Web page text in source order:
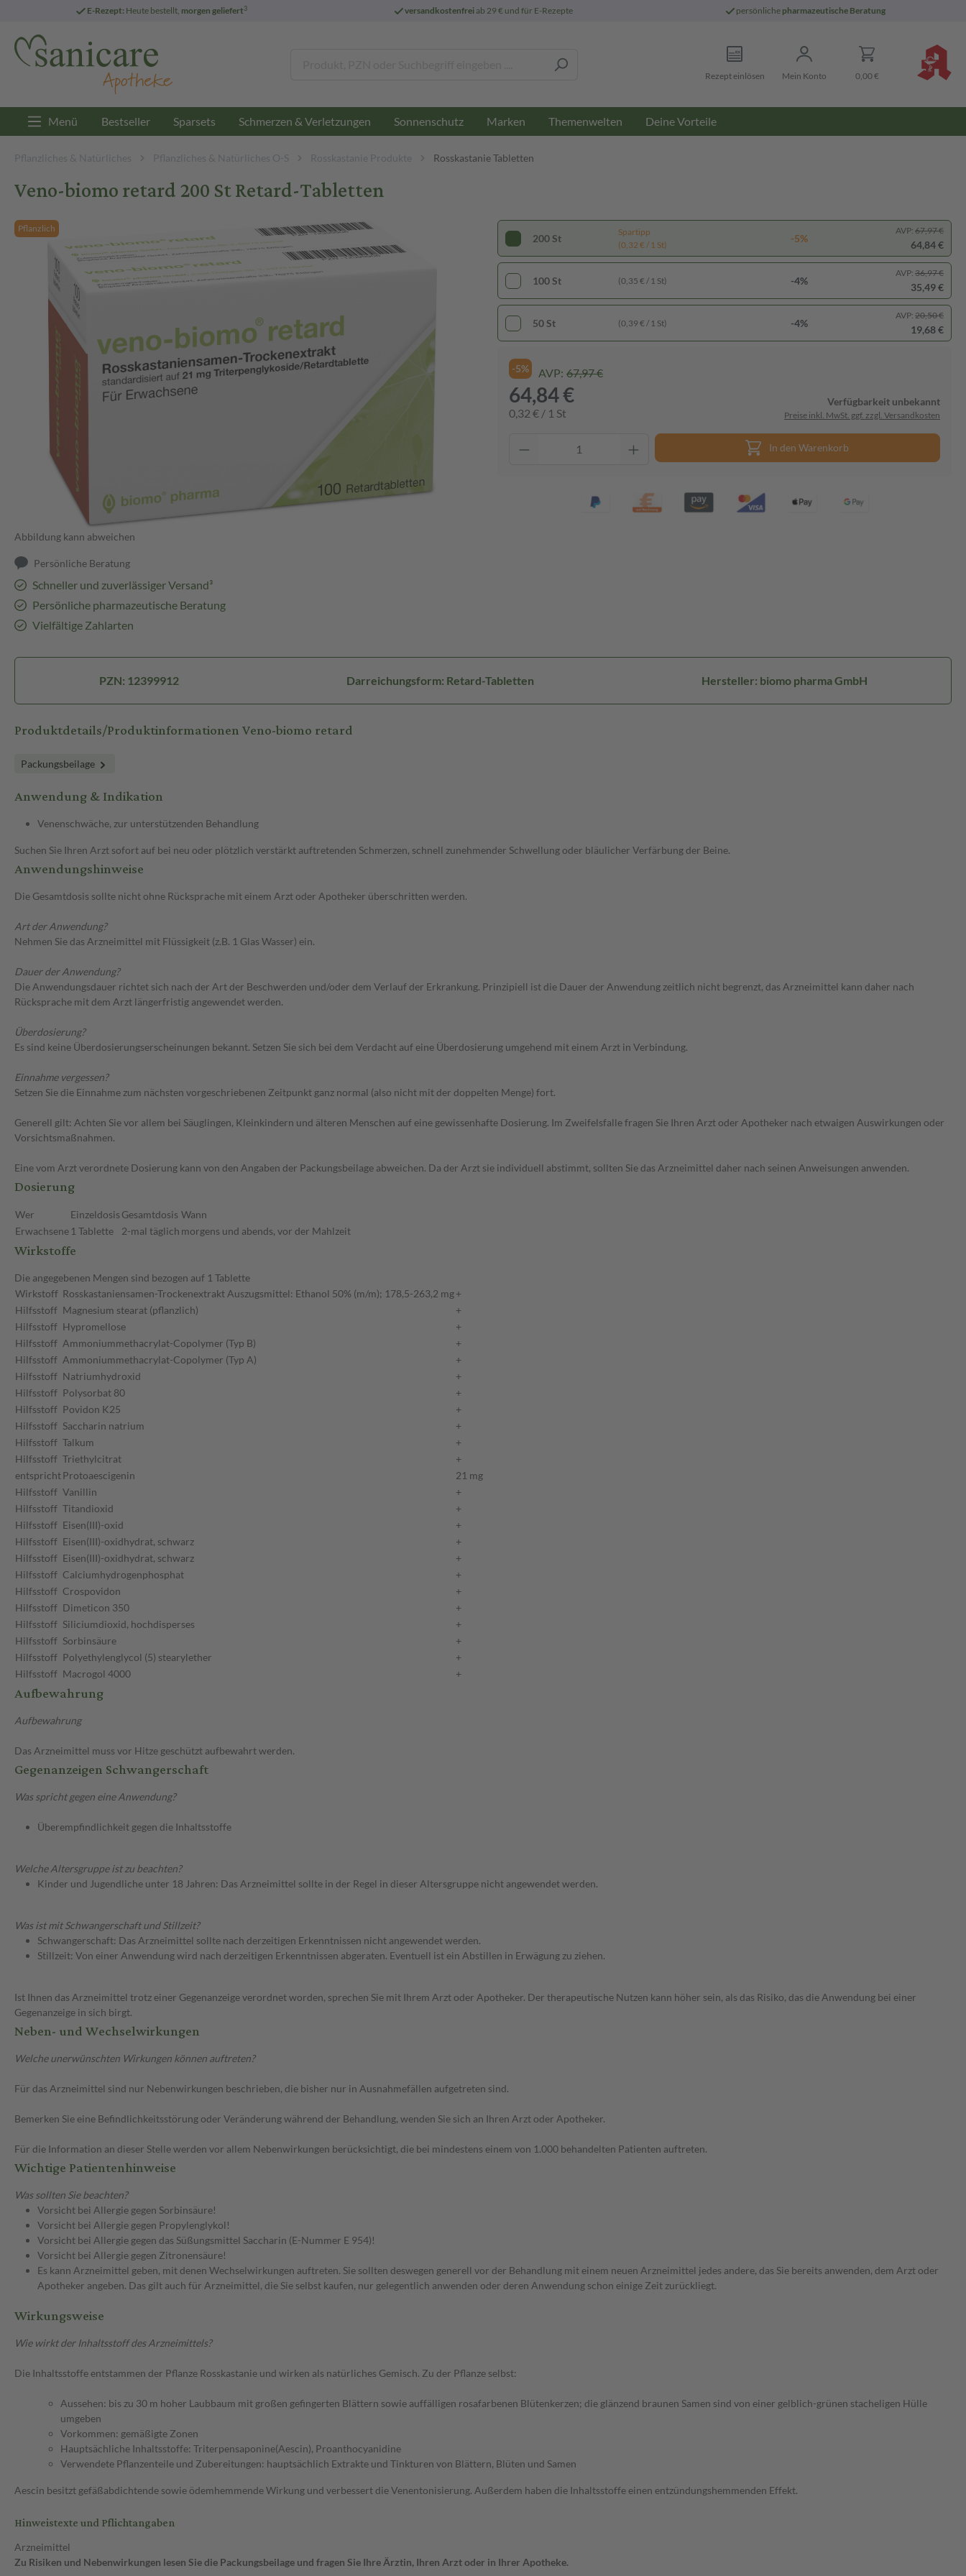
E-Rezept: Heute bestellt, morgen geliefert3 versandkostenfreiab 29 € und für E-Rezepte persönliche pharmazeutische Beratung
Rezept einlösen Mein Konto 0,00 €
Menü Bestseller Sparsets Schmerzen & Verletzungen Sonnenschutz Marken Themenwelten Deine Vorteile
Pflanzliches & Natürliches Pflanzliches & Natürliches O-S Rosskastanie Produkte Rosskastanie Tabletten
Veno-biomo retard 200 St Retard-Tabletten
Pflanzlich
Abbildung kann abweichen
Persönliche Beratung
Schneller und zuverlässiger Versand³
Persönliche pharmazeutische Beratung
Vielfältige Zahlarten
200 St
Spartipp
(0,32 € / 1 St)
-5%
AVP: 67,97 €
64,84 €
100 St (0,35 € / 1 St) -4%
AVP: 36,97 €
35,49 €
50 St (0,39 € / 1 St) -4%
AVP: 20,50 €
19,68 €
-5% AVP: 67,97 €
64,84 €
0,32 € / 1 St
Verfügbarkeit unbekannt
Preise inkl. MwSt. ggf. zzgl. Versandkosten
In den Warenkorb
PZN: 12399912 Darreichungsform: Retard-Tabletten Hersteller: biomo pharma GmbH
Produktdetails/Produktinformationen Veno-biomo retard
Packungsbeilage
Anwendung & Indikation
Venenschwäche, zur unterstützenden Behandlung
Suchen Sie Ihren Arzt sofort auf bei neu oder plötzlich verstärkt auftretenden Schmerzen, schnell zunehmender Schwellung oder bläulicher Verfärbung der Beine.
Anwendungshinweise
Die Gesamtdosis sollte nicht ohne Rücksprache mit einem Arzt oder Apotheker überschritten werden.
Art der Anwendung?
Nehmen Sie das Arzneimittel mit Flüssigkeit (z.B. 1 Glas Wasser) ein.
Dauer der Anwendung?
Die Anwendungsdauer richtet sich nach der Art der Beschwerden und/oder dem Verlauf der Erkrankung. Prinzipiell ist die Dauer der Anwendung zeitlich nicht begrenzt, das Arzneimittel kann daher nach
Rücksprache mit dem Arzt längerfristig angewendet werden.
Überdosierung?
Es sind keine Überdosierungserscheinungen bekannt. Setzen Sie sich bei dem Verdacht auf eine Überdosierung umgehend mit einem Arzt in Verbindung.
Einnahme vergessen?
Setzen Sie die Einnahme zum nächsten vorgeschriebenen Zeitpunkt ganz normal (also nicht mit der doppelten Menge) fort.
Generell gilt: Achten Sie vor allem bei Säuglingen, Kleinkindern und älteren Menschen auf eine gewissenhafte Dosierung. Im Zweifelsfalle fragen Sie Ihren Arzt oder Apotheker nach etwaigen Auswirkungen oder
Vorsichtsmaßnahmen.
Eine vom Arzt verordnete Dosierung kann von den Angaben der Packungsbeilage abweichen. Da der Arzt sie individuell abstimmt, sollten Sie das Arzneimittel daher nach seinen Anweisungen anwenden.
Dosierung
Wer Einzeldosis Gesamtdosis Wann
Erwachsene 1 Tablette 2-mal täglich morgens und abends, vor der Mahlzeit
Wirkstoffe
Die angegebenen Mengen sind bezogen auf 1 Tablette
Wirkstoff Rosskastaniensamen-Trockenextrakt Auszugsmittel: Ethanol 50% (m/m); 178,5-263,2 mg+
Hilfsstoff Magnesium stearat (pflanzlich)
+
Hilfsstoff Hypromellose
+
Hilfsstoff Ammoniummethacrylat-Copolymer (Typ B)
+
Hilfsstoff Ammoniummethacrylat-Copolymer (Typ A)
+
Hilfsstoff Natriumhydroxid
+
Hilfsstoff Polysorbat 80
+
Hilfsstoff Povidon K25
+
Hilfsstoff Saccharin natrium
+
Hilfsstoff Talkum
+
Hilfsstoff Triethylcitrat
+
entsprichtProtoaescigenin
21 mg
Hilfsstoff Vanillin
+
Hilfsstoff Titandioxid
+
Hilfsstoff Eisen(III)-oxid
+
Hilfsstoff Eisen(III)-oxidhydrat, schwarz
+
Hilfsstoff Eisen(III)-oxidhydrat, schwarz
+
Hilfsstoff Calciumhydrogenphosphat
+
Hilfsstoff Crospovidon
+
Hilfsstoff Dimeticon 350
+
Hilfsstoff Siliciumdioxid, hochdisperses
+
Hilfsstoff Sorbinsäure
+
Hilfsstoff Polyethylenglycol (5) stearylether
+
Hilfsstoff Macrogol 4000 +
Aufbewahrung
Aufbewahrung
Das Arzneimittel muss vor Hitze geschützt aufbewahrt werden.
Gegenanzeigen Schwangerschaft
Was spricht gegen eine Anwendung?
Überempfindlichkeit gegen die Inhaltsstoffe
Welche Altersgruppe ist zu beachten?
Kinder und Jugendliche unter 18 Jahren: Das Arzneimittel sollte in der Regel in dieser Altersgruppe nicht angewendet werden.
Was ist mit Schwangerschaft und Stillzeit?
Schwangerschaft: Das Arzneimittel sollte nach derzeitigen Erkenntnissen nicht angewendet werden.
Stillzeit: Von einer Anwendung wird nach derzeitigen Erkenntnissen abgeraten. Eventuell ist ein Abstillen in Erwägung zu ziehen.
Ist Ihnen das Arzneimittel trotz einer Gegenanzeige verordnet worden, sprechen Sie mit Ihrem Arzt oder Apotheker. Der therapeutische Nutzen kann höher sein, als das Risiko, das die Anwendung bei einer
Gegenanzeige in sich birgt.
Neben- und Wechselwirkungen
Welche unerwünschten Wirkungen können auftreten?
Für das Arzneimittel sind nur Nebenwirkungen beschrieben, die bisher nur in Ausnahmefällen aufgetreten sind.
Bemerken Sie eine Befindlichkeitsstörung oder Veränderung während der Behandlung, wenden Sie sich an Ihren Arzt oder Apotheker.
Für die Information an dieser Stelle werden vor allem Nebenwirkungen berücksichtigt, die bei mindestens einem von 1.000 behandelten Patienten auftreten.
Wichtige Patientenhinweise
Was sollten Sie beachten?
Vorsicht bei Allergie gegen Sorbinsäure!
Vorsicht bei Allergie gegen Propylenglykol!
Vorsicht bei Allergie gegen das Süßungsmittel Saccharin (E-Nummer E 954)!
Vorsicht bei Allergie gegen Zitronensäure!
Es kann Arzneimittel geben, mit denen Wechselwirkungen auftreten. Sie sollten deswegen generell vor der Behandlung mit einem neuen Arzneimittel jedes andere, das Sie bereits anwenden, dem Arzt oder
Apotheker angeben. Das gilt auch für Arzneimittel, die Sie selbst kaufen, nur gelegentlich anwenden oder deren Anwendung schon einige Zeit zurückliegt.
Wirkungsweise
Wie wirkt der Inhaltsstoff des Arzneimittels?
Die Inhaltsstoffe entstammen der Pflanze Rosskastanie und wirken als natürliches Gemisch. Zu der Pflanze selbst:
Aussehen: bis zu 30 m hoher Laubbaum mit großen gefingerten Blättern sowie auffälligen rosafarbenen Blütenkerzen; die glänzend braunen Samen sind von einer gelblich-grünen stacheligen Hülle
umgeben
Vorkommen: gemäßigte Zonen
Hauptsächliche Inhaltsstoffe: Triterpensaponine(Aescin), Proanthocyanidine
Verwendete Pflanzenteile und Zubereitungen: hauptsächlich Extrakte und Tinkturen von Blättern, Blüten und Samen
Aescin besitzt gefäßabdichtende sowie ödemhemmende Wirkung und verbessert die Venentonisierung. Außerdem haben die Inhaltsstoffe einen entzündungshemmenden Effekt.
Hinweistexte und Pflichtangaben
Arzneimittel
Zu Risiken und Nebenwirkungen lesen Sie die Packungsbeilage und fragen Sie Ihre Ärztin, Ihren Arzt oder in Ihrer Apotheke.